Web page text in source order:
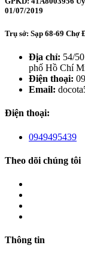
01/07/2019
Trụ sở: Sạp 68-69 Chợ
Địa chỉ: 54/
phố Hồ Chí
Điện thoại:
Email:
Điện thoại:
0949495439
Theo dõi chúng tôi
Thông tin